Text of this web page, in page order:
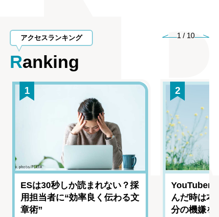
アクセスランキング
Ranking
1 / 10
1
ESは30秒しか読まれない？採
用担当者に“効率良く伝わる文
章術”
2
YouTuber
んだ時は
分の機嫌を